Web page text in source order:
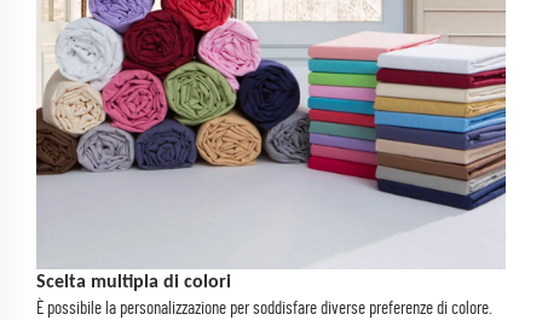
Scelta multipla di colori
È possibile la personalizzazione per soddisfare diverse preferenze di colore.